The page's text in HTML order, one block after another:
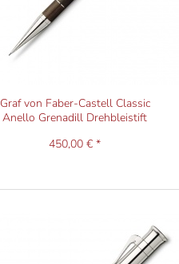
Graf von Faber-Castell Classic
Anello Grenadill Drehbleistift
450,00 € *